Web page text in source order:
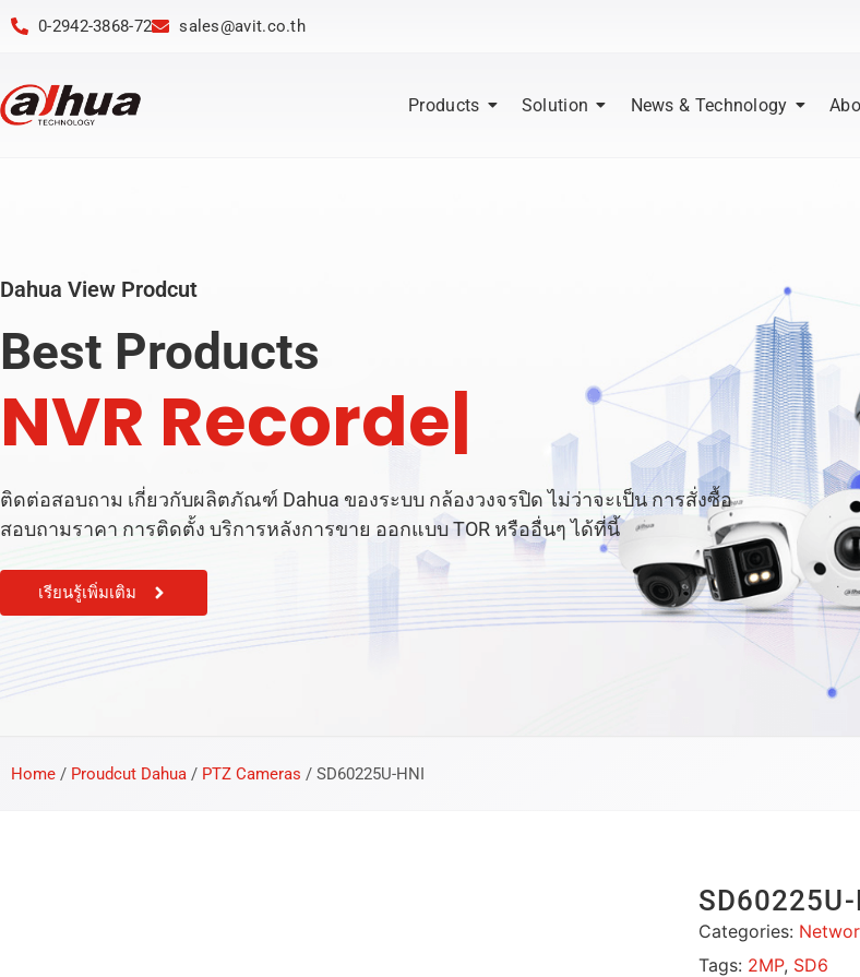
0-2942-3868-72 sales@avit.co.th
Products Solution News & Technology
Dahua View Prodcut
Best Products
NVR Recorder
ติดต่อสอบถาม เกี่ยวกับผลิตภัณฑ์ Dahua ของระบบ กล้องวงจรปิด ไม่ว่าจะเป็น การสั่งซื้อ
สอบถามราคา การติดตั้ง บริการหลังการขาย ออกแบบ TOR หรืออื่นๆ ได้ที่นี้
เรียนรู้เพิ่มเติม
Home / Proudcut Dahua / PTZ Cameras / SD60225U-HNI
SD60225U-
Categories:
Tags: 2MP, SD6